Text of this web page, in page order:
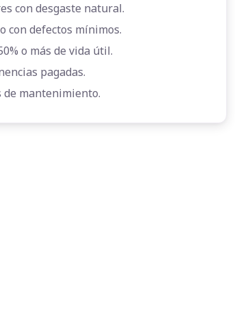
con desgaste natural.
con defectos mínimos.
o más de vida útil.
pagadas.
mantenimiento.